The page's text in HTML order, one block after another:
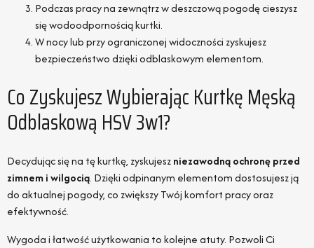
Podczas pracy na zewnątrz w deszczową pogodę cieszysz
się wodoodpornością kurtki.
W nocy lub przy ograniczonej widoczności zyskujesz
bezpieczeństwo dzięki odblaskowym elementom.
Co Zyskujesz Wybierając Kurtkę Męską
Odblaskową HSV 3w1?
Decydując się na tę kurtkę, zyskujeszniezawodną ochronę przed
zimnem i wilgocią. Dzięki odpinanym elementom dostosujesz ją
do aktualnej pogody, co zwiększy Twój komfort pracy oraz
efektywność.
Wygoda i łatwość użytkowania to kolejne atuty. Pozwoli Ci